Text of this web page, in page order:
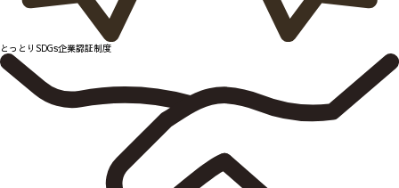
とっとりSDGs企業認証制度